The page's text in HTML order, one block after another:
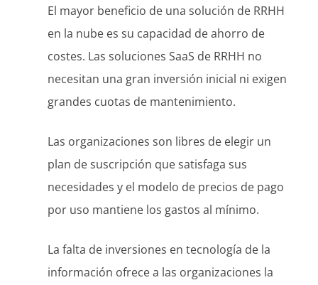
El mayor beneficio de una solución de RRHH
en la nube es su capacidad de ahorro de
costes. Las soluciones SaaS de RRHH no
necesitan una gran inversión inicial ni exigen
grandes cuotas de mantenimiento.
Las organizaciones son libres de elegir un
plan de suscripción que satisfaga sus
necesidades y el modelo de precios de pago
por uso mantiene los gastos al mínimo.
La falta de inversiones en tecnología de la
información ofrece a las organizaciones la